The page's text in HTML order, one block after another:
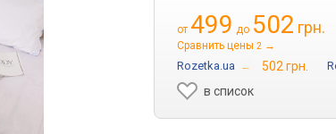
от 499 до 502 грн.
Сравнить цены 2 →
Rozetka.ua → 502 грн.
в список